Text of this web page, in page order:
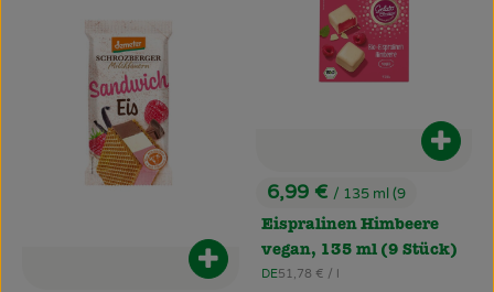
Produkt zum Warenkorb
, Preis:
6,99 € / 135 ml (9
Eispralinen Himbeere
vegan, 135 ml (9 Stück)
, Herkunft:
DE, Referenzpreis:
51,78 € / l